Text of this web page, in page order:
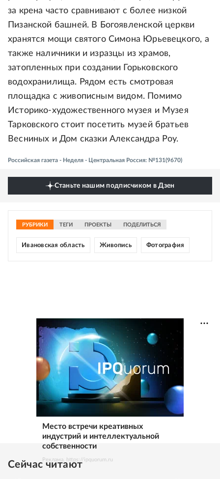
за крена часто сравнивают с более низкой
Пизанской башней. В Богоявленской церкви
хранятся мощи святого Симона Юрьевецкого, а
также наличники и изразцы из храмов,
затопленных при создании Горьковского
водохранилища. Рядом есть смотровая
площадка с живописным видом. Помимо
Историко-художественного музея и Музея
Тарковского стоит посетить музей братьев
Весниных и Дом сказки Александра Роу.
Российская газета - Неделя - Центральная Россия: №131(9670)
Станьте нашим подписчиком в Дзен
РУБРИКИ ТЕГИ ПРОЕКТЫ ПОДЕЛИТЬСЯ
Ивановская область Живопись Фотография
Место встречи креативных
индустрий и интеллектуальной
собственности
Реклама. https://ipquorum.ru
Сейчас читают